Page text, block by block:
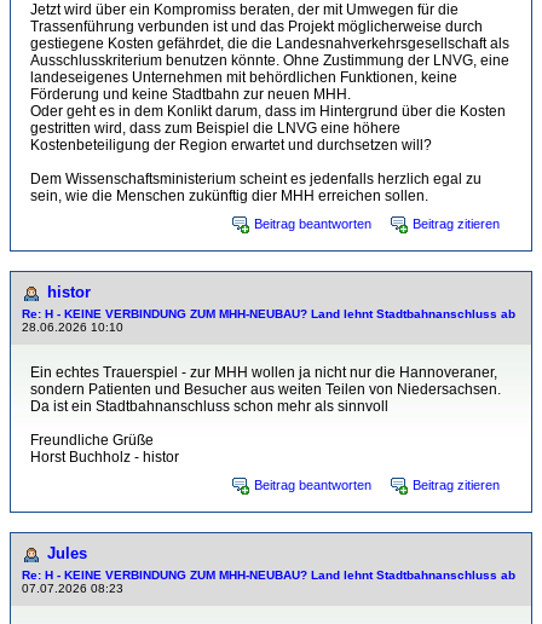
Jetzt wird über ein Kompromiss beraten, der mit Umwegen für die
Trassenführung verbunden ist und das Projekt möglicherweise durch
gestiegene Kosten gefährdet, die die Landesnahverkehrsgesellschaft als
Ausschlusskriterium benutzen könnte. Ohne Zustimmung der LNVG, eine
landeseigenes Unternehmen mit behördlichen Funktionen, keine
Förderung und keine Stadtbahn zur neuen MHH.
Oder geht es in dem Konlikt darum, dass im Hintergrund über die Kosten
gestritten wird, dass zum Beispiel die LNVG eine höhere
Kostenbeteiligung der Region erwartet und durchsetzen will?
Dem Wissenschaftsministerium scheint es jedenfalls herzlich egal zu
sein, wie die Menschen zukünftig dier MHH erreichen sollen.
Beitrag beantworten Beitrag zitieren
histor
Re: H - KEINE VERBINDUNG ZUM MHH-NEUBAU? Land lehnt Stadtbahnanschluss ab
28.06.2026 10:10
Ein echtes Trauerspiel - zur MHH wollen ja nicht nur die Hannoveraner,
sondern Patienten und Besucher aus weiten Teilen von Niedersachsen.
Da ist ein Stadtbahnanschluss schon mehr als sinnvoll
Freundliche Grüße
Horst Buchholz - histor
Beitrag beantworten Beitrag zitieren
Jules
Re: H - KEINE VERBINDUNG ZUM MHH-NEUBAU? Land lehnt Stadtbahnanschluss ab
07.07.2026 08:23